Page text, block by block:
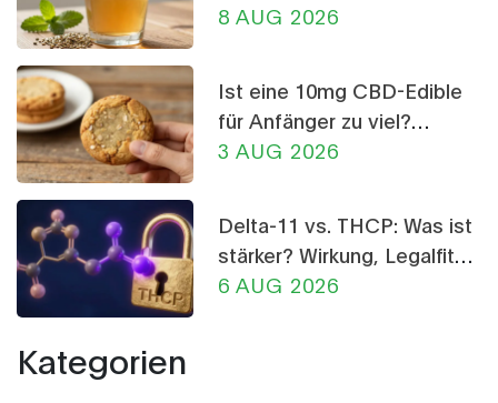
Tipps & Dosierung
8 AUG 2026
Ist eine 10mg CBD-Edible
für Anfänger zu viel?
Dosierungs-Ratgeber
3 AUG 2026
Delta-11 vs. THCP: Was ist
stärker? Wirkung, Legalfität
und Risiken im Vergleich
6 AUG 2026
Kategorien